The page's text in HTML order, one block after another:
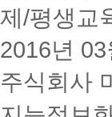
제/평생교
2016년 03
주식회사